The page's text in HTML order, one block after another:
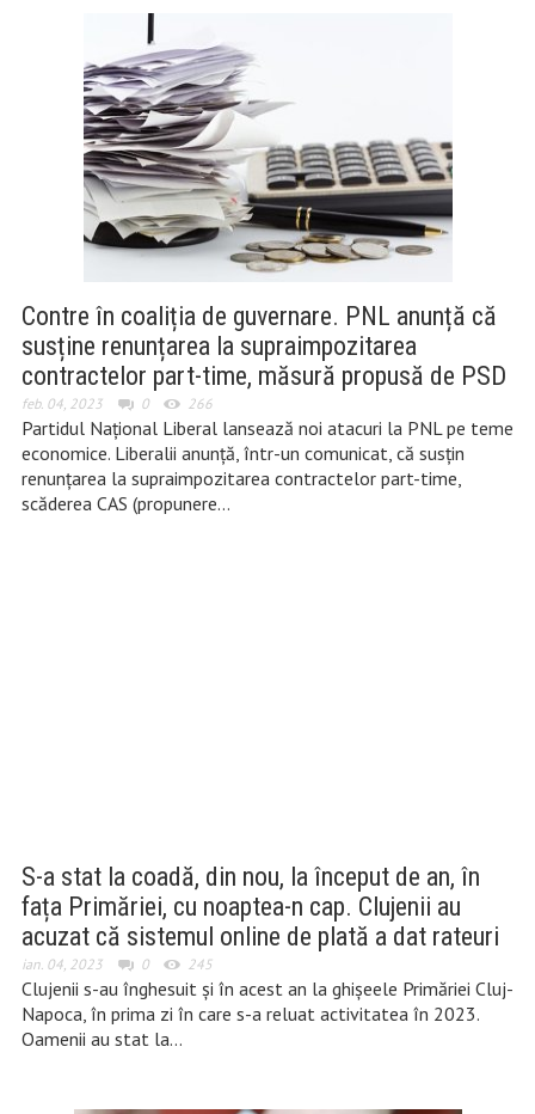
Contre în coaliția de guvernare. PNL anunță că
susține renunțarea la supraimpozitarea
contractelor part-time, măsură propusă de PSD
feb. 04, 2023 0 266
Partidul Național Liberal lansează noi atacuri la PNL pe teme
economice. Liberalii anunță, într-un comunicat, că susțin
renunțarea la supraimpozitarea contractelor part-time,
scăderea CAS (propunere…
S-a stat la coadă, din nou, la început de an, în
fața Primăriei, cu noaptea-n cap. Clujenii au
acuzat că sistemul online de plată a dat rateuri
ian. 04, 2023 0 245
Clujenii s-au înghesuit și în acest an la ghișeele Primăriei Cluj-
Napoca, în prima zi în care s-a reluat activitatea în 2023.
Oamenii au stat la…